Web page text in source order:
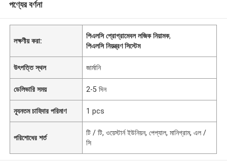
পণ্যের বর্ণনা
লক্ষণীয় করা:
পিএলসি প্রোগ্রামেবল লজিক নিয়ামক,
পিএলসি নিয়ন্ত্রণ সিস্টেম
উৎপত্তি স্থল জার্মানি
ডেলিভারি সময় 2-5 দিন
ন্যূনতম চাহিদার পরিমাণ 1 pcs
পরিশোধের শর্ত
টি / টি, ওয়েস্টার্ন ইউনিয়ন, পেপ্যাল, মানিগ্রাম, এল /
সি